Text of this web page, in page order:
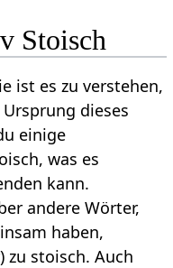
Stoisch
ist es zu verstehen,
dieses
einige
was es
kann.
andere Wörter,
haben,
zu stoisch. Auch